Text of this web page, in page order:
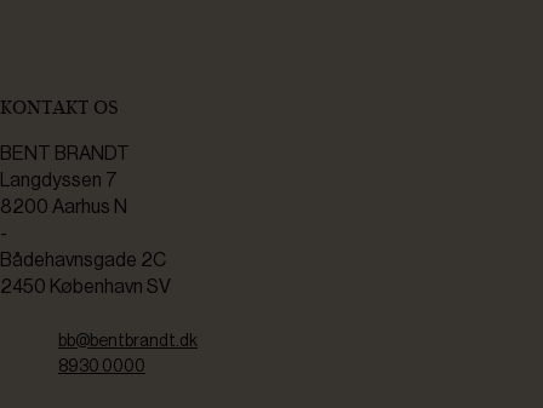
KONTAKT OS
BENT BRANDT
Langdyssen 7
8200 Aarhus N
-
Bådehavnsgade 2C
2450 København SV
bb@bentbrandt.dk
8930 0000